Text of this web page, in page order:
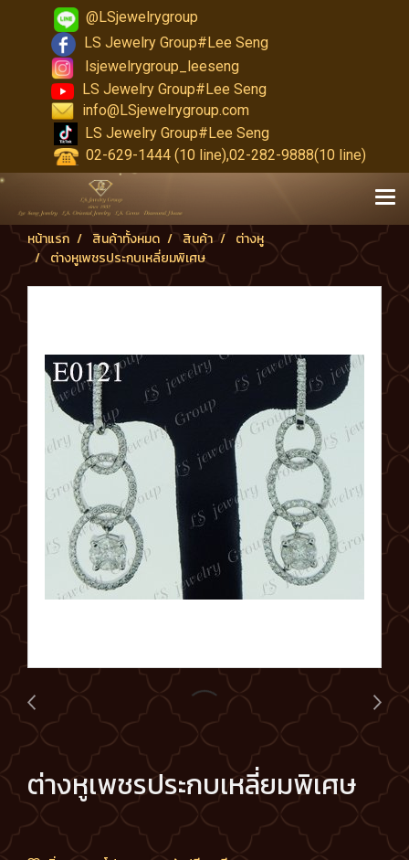
@LSjewelrygroup
LS Jewelry Group#Lee Seng
lsjewelrygroup_leeseng
LS Jewelry Group#Lee Seng
info@LSjewelrygroup.com
LS Jewelry Group#Lee Seng
02-629-1444 (10 line),02-282-9888(10 line)
หน้าแรก สินค้าทั้งหมด สินค้า
ต่างหู
ต่างหูเพชรประกบเหลี่ยมพิเศษ
ต่างหูเพชรประกบเหลี่ยมพิเศษ